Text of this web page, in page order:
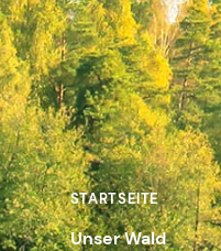
STARTSEITE
Unser Wald